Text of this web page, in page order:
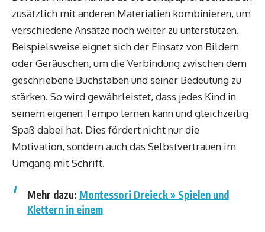
zusätzlich mit anderen Materialien kombinieren, um
verschiedene Ansätze noch weiter zu unterstützen.
Beispielsweise eignet sich der Einsatz von Bildern
oder Geräuschen, um die Verbindung zwischen dem
geschriebene Buchstaben und seiner Bedeutung zu
stärken. So wird gewährleistet, dass jedes Kind in
seinem eigenen Tempo lernen kann und gleichzeitig
Spaß dabei hat. Dies fördert nicht nur die
Motivation, sondern auch das Selbstvertrauen im
Umgang mit Schrift.
Mehr dazu: Montessori Dreieck » Spielen und
Klettern in einem